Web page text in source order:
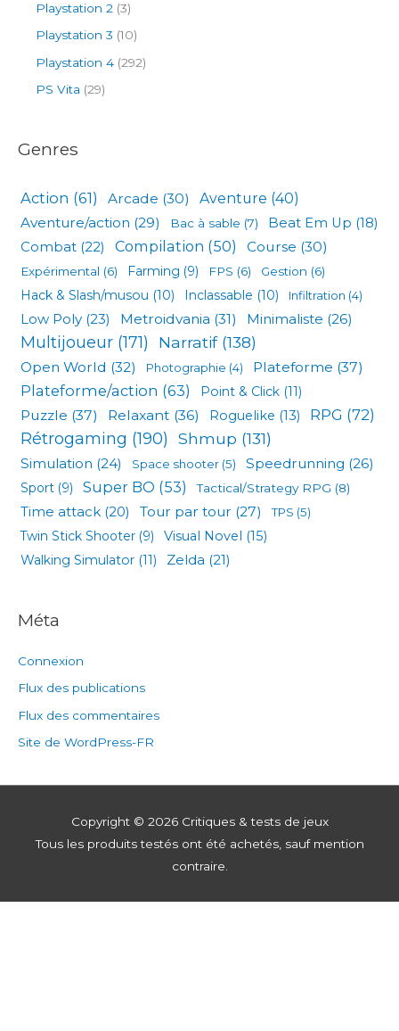
Playstation 2 (3)
Playstation 3 (10)
Playstation 4 (292)
PS Vita (29)
Genres
Action (61) Arcade (30) Aventure (40)
Aventure/action (29) Bac à sable (7) Beat Em Up (18)
Combat (22) Compilation (50) Course (30)
Expérimental (6) Farming (9) FPS (6) Gestion (6)
Hack & Slash/musou (10) Inclassable (10) Infiltration (4)
Low Poly (23) Metroidvania (31) Minimaliste (26)
Multijoueur (171) Narratif(138)
Open World (32) Photographie (4) Plateforme (37)
Plateforme/action (63) Point & Click (11)
Puzzle (37) Relaxant (36) Roguelike (13) RPG (72)
Rétrogaming (190) Shmup (131)
Simulation (24) Space shooter (5) Speedrunning (26)
Sport (9) Super BO (53) Tactical/Strategy RPG (8)
Time attack (20) Tour par tour (27) TPS (5)
Twin Stick Shooter (9) Visual Novel
(15)
Walking Simulator (11) Zelda (21)
Méta
Connexion
Flux des publications
Flux des commentaires
Site de WordPress-FR
Copyright © 2026 Critiques & tests de jeux
Tous les produits testés ont été achetés, sauf mention
contraire.